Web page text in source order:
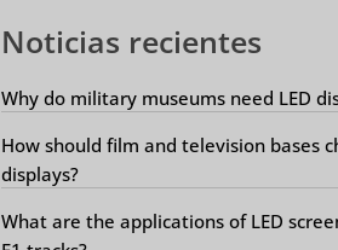
Noticias recientes
Why do military museums need LED
How should film and television bases
displays?
What are the applications of LED